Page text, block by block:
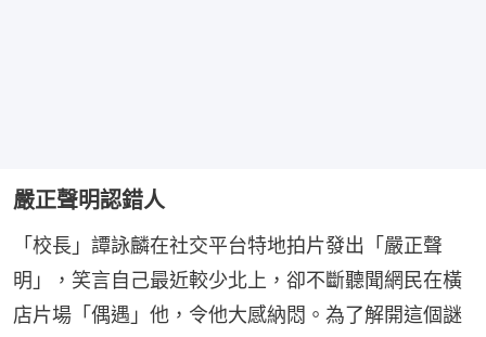
嚴正聲明認錯人
「校長」譚詠麟在社交平台特地拍片發出「嚴正聲
明」，笑言自己最近較少北上，卻不斷聽聞網民在橫
店片場「偶遇」他，令他大感納悶。為了解開這個謎